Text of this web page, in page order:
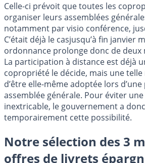
Celle-ci prévoit que toutes les
organiser leurs assemblées
notamment par visio conférence,
C’était déjà le casjusqu’à fin janvier
ordonnance prolonge donc de deux
La participation à distance est déjà
copropriété le décide, mais une
d’être elle-même adoptée lors
assemblée générale. Pour éviter
inextricable, le gouvernement a
temporairement cette possibilité.
Notre sélection des 3
offres de livrets